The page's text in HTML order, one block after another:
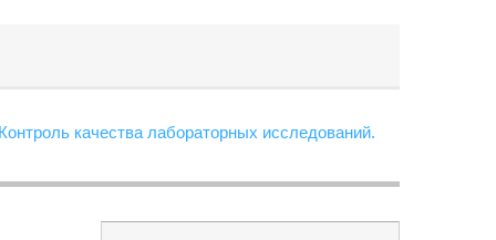
Контроль качества лабораторных исследований.